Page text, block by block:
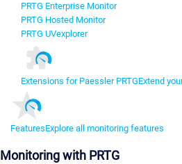
PRTG Enterprise Monitor
PRTG Hosted Monitor
PRTG UVexplorer
Extensions for Paessler PRTGExtend
FeaturesExplore all monitoring features
Monitoring with PRTG